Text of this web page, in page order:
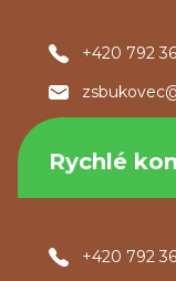
+420 792
Rychlé
+420 792